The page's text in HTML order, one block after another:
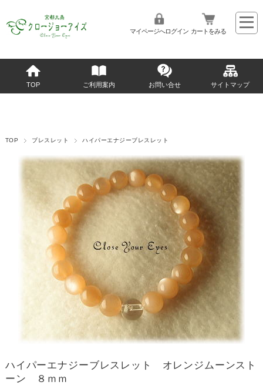
マイページへログイン カートをみる
TOP ご利用案内 お問い合せ サイトマップ
TOP ブレスレット ハイパーエナジーブレスレット
ハイパーエナジーブレスレット オレンジムーンスト
ーン ８ｍｍ